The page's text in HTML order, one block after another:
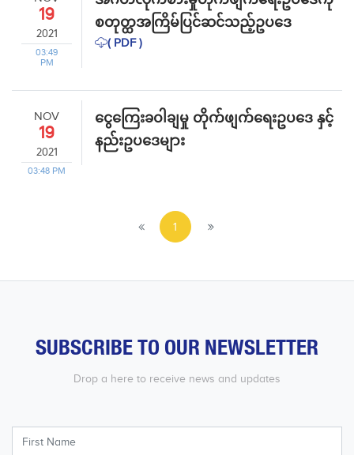
19
2021
03:49
PM
စတုတ္ထအကြိမ်ပြင်ဆင်သည့်ဥပဒေ
( PDF )
NOV
19
2021
03:48 PM
ငွေကြေးခဝါချမှု တိုက်ဖျက်ရေးဥပဒေ နှင့်
နည်းဥပဒေများ
1
SUBSCRIBE TO OUR NEWSLETTER
Drop a here to receive news and updates